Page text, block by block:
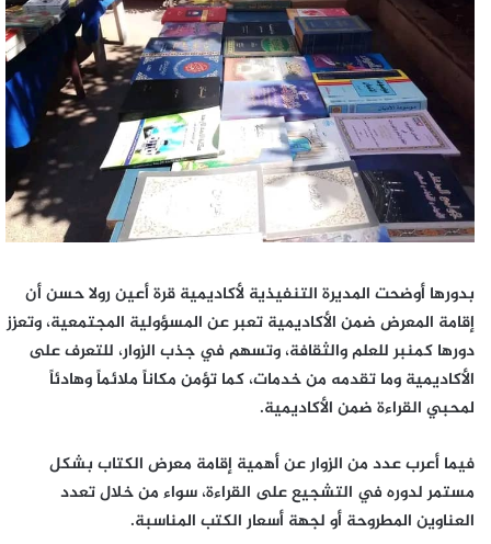
بدورها أوضحت المديرة التنفيذية لأكاديمية قرة أعين رولا حسن أن
إقامة المعرض ضمن الأكاديمية تعبر عن المسؤولية المجتمعية، وتعزز
دورها كمنبر للعلم والثقافة، وتسهم في جذب الزوار، للتعرف على
الأكاديمية وما تقدمه من خدمات، كما تؤمن مكاناً ملائماً وهادئاً
لمحبي القراءة ضمن الأكاديمية.
فيما أعرب عدد من الزوار عن أهمية إقامة معرض الكتاب بشكل
مستمر لدوره في التشجيع على القراءة، سواء من خلال تعدد
العناوين المطروحة أو لجهة أسعار الكتب المناسبة.